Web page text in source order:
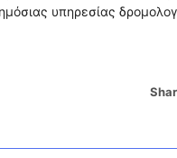
υπηρεσίας